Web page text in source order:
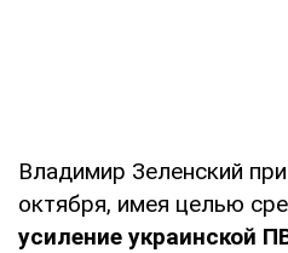
Владимир Зеленский
октября, имея целью
усиление украинской